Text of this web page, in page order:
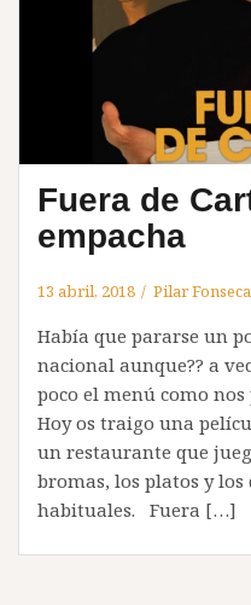
Fuera de
empacha
13 abril, 2018 Pilar Fonseca
Había que pararse un
nacional aunque?? a
poco el menú como nos
Hoy os traigo una
un restaurante que
bromas, los platos y los
habituales. Fuera […]